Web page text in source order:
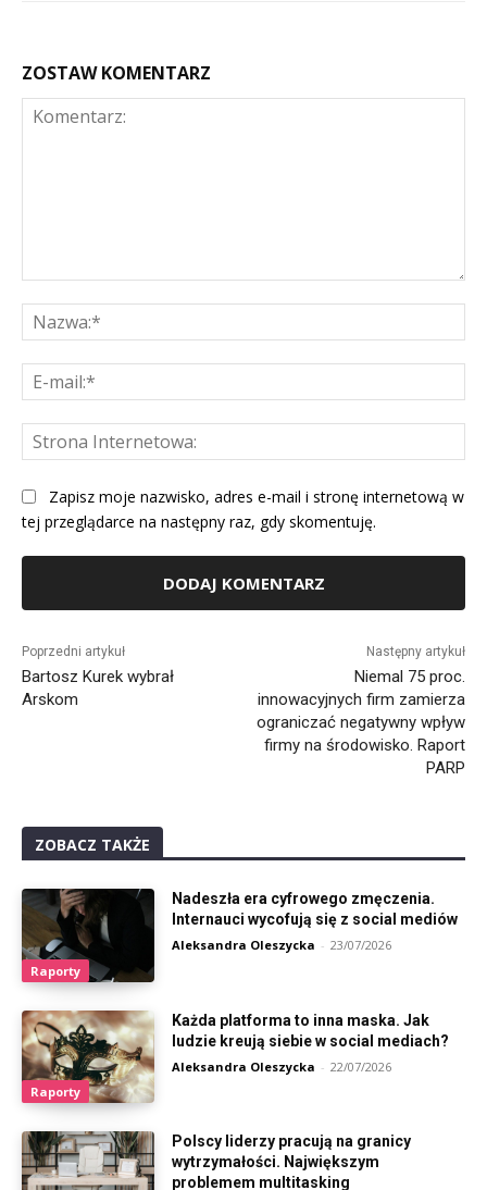
ZOSTAW KOMENTARZ
Zapisz moje nazwisko, adres e-mail i stronę internetową w
tej przeglądarce na następny raz, gdy skomentuję.
Poprzedni artykuł
Bartosz Kurek wybrał
Arskom
Następny artykuł
Niemal 75 proc.
innowacyjnych firm zamierza
ograniczać negatywny wpływ
firmy na środowisko. Raport
PARP
ZOBACZ TAKŻE
Raporty
Nadeszła era cyfrowego zmęczenia.
Internauci wycofują się z social mediów
Aleksandra Oleszycka - 23/07/2026
Raporty
Każda platforma to inna maska. Jak
ludzie kreują siebie w social mediach?
Aleksandra Oleszycka - 22/07/2026
Polscy liderzy pracują na granicy
wytrzymałości. Największym
problemem multitasking